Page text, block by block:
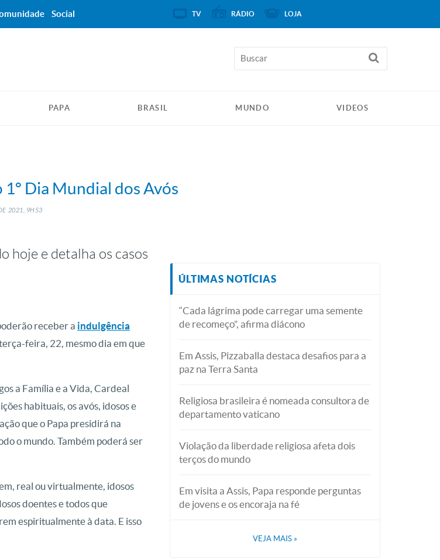
PAPA BRASIL MUNDO VIDEOS
Dia Mundial dos Avós
2021, 9H53
hoje e detalha os casos
receber a indulgência
feira, 22, mesmo dia em que
a Família e a Vida, Cardeal
habituais, os avós, idosos e
que o Papa presidirá na
o mundo. Também poderá ser
real ou virtualmente, idosos
doentes e todos que
espiritualmente à data. E isso
ÚLTIMAS NOTÍCIAS
“Cada lágrima pode carregar uma semente
de recomeço”, afirma diácono
Em Assis, Pizzaballa destaca desafios para a
paz na Terra Santa
Religiosa brasileira é nomeada consultora de
departamento vaticano
Violação da liberdade religiosa afeta dois
terços do mundo
Em visita a Assis, Papa responde perguntas
de jovens e os encoraja na fé
VEJA MAIS »
Social TV RÁDIO LOJA